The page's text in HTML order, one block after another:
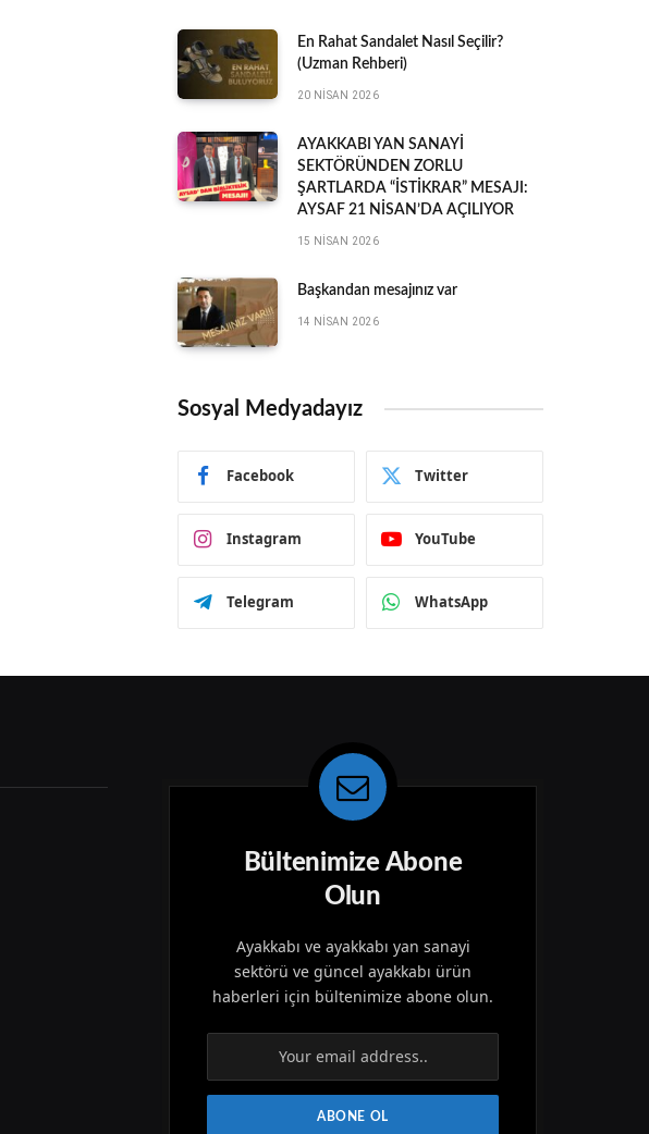
En Rahat Sandalet Nasıl Seçilir?
(Uzman Rehberi)
20 NISAN 2026
AYAKKABI YAN SANAYİ
SEKTÖRÜNDEN ZORLU
ŞARTLARDA “İSTİKRAR” MESAJI:
AYSAF 21 NİSAN’DA AÇILIYOR
15 NISAN 2026
Başkandan mesajınız var
14 NISAN 2026
Sosyal Medyadayız
Facebook Twitter
Instagram YouTube
Telegram WhatsApp
Bültenimize Abone
Olun
Ayakkabı ve ayakkabı yan sanayi
sektörü ve güncel ayakkabı ürün
haberleri için bültenimize abone olun.